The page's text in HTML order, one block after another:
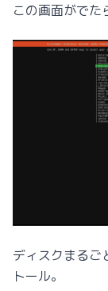
この画面がでた
ディスクまるご
トール。